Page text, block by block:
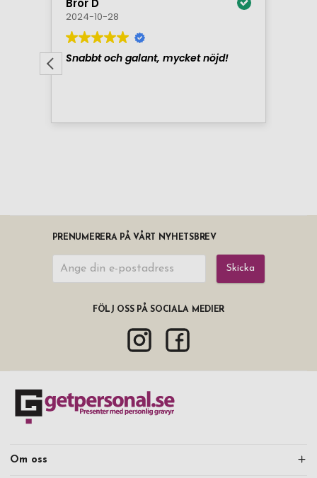
PRENUMERERA PÅ VÅRT NYHETSBREV
Skicka
FÖLJ OSS PÅ SOCIALA MEDIER
Om oss